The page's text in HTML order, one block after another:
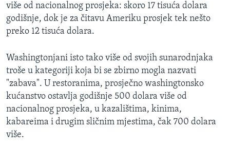
više od nacionalnog prosjeka: skoro 17 tisuća dolara
godišnje, dok je za čitavu Ameriku prosjek tek nešto
preko 12 tisuća dolara.
Washingtonjani isto tako više od svojih sunarodnjaka
troše u kategoriji koja bi se zbirno mogla nazvati
"zabava". U restoranima, prosječno washingtonsko
kućanstvo ostavlja godišnje 500 dolara više od
nacionalnog prosjeka, u kazalištima, kinima,
kabareima i drugim sličnim mjestima, čak 700 dolara
više.